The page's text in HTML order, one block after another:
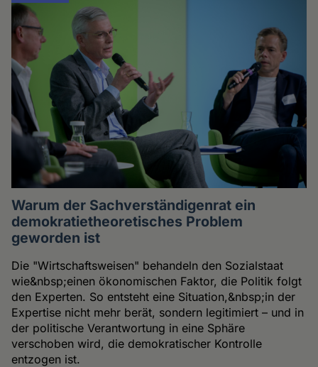
Warum der Sachverständigenrat ein
demokratietheoretisches Problem
geworden ist
Die "Wirtschaftsweisen" behandeln den Sozialstaat
wie&nbsp;einen ökonomischen Faktor, die Politik folgt
den Experten. So entsteht eine Situation,&nbsp;in der
Expertise nicht mehr berät, sondern legitimiert – und in
der politische Verantwortung in eine Sphäre
verschoben wird, die demokratischer Kontrolle
entzogen ist.